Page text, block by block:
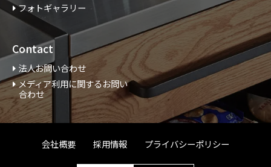
フォトギャラリー
Contact
法人お問い合わせ
メディア利用に関するお問い
合わせ
会社概要 採用情報 プライバシーポリシー